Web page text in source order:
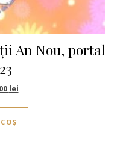
An Nou, portal
inițial a fost: 121,00 lei.
leiPrețul curent este: 101,00